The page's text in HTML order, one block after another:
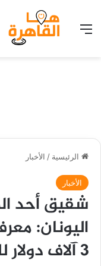
القائمة
الرئيسية / الأخبار
الأخبار
شقيق أحد
اليونان:
3 آلاف دولار للسفر